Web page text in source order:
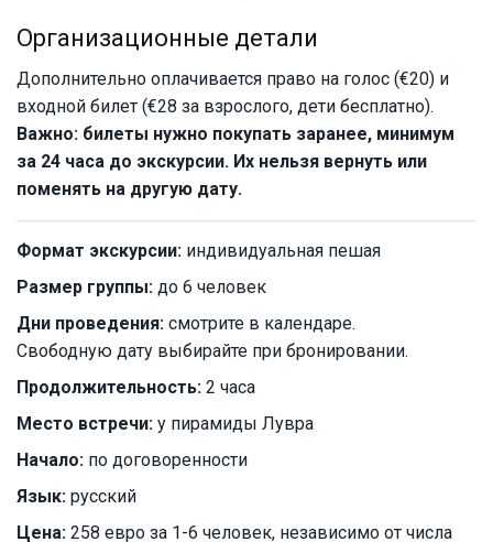
Организационные детали
Дополнительно оплачивается право на голос (€20) и
входной билет (€28 за взрослого, дети бесплатно).
Важно: билеты нужно покупать заранее, минимум
за 24 часа до экскурсии. Их нельзя вернуть или
поменять на другую дату.
Формат экскурсии: индивидуальная пешая
Размер группы: до 6 человек
Дни проведения: смотрите в календаре.
Свободную дату выбирайте при бронировании.
Продолжительность: 2 часа
Место встречи: у пирамиды Лувра
Начало: по договоренности
Язык: русский
Цена: 258 евро за 1-6 человек, независимо от числа